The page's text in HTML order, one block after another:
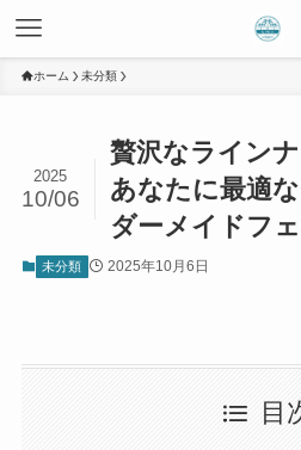
ホーム 未分類
贅沢なライン
あなたに最適
ダーメイドフ
2025
10/06
未分類 2025年10月6日
目